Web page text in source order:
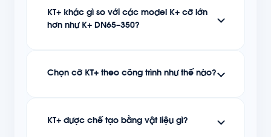
KT+ khác gì so với các model K+ cỡ lớn
hơn như K+ DN65–350?
Chọn cỡ KT+ theo công trình như thế nào?
KT+ được chế tạo bằng vật liệu gì?